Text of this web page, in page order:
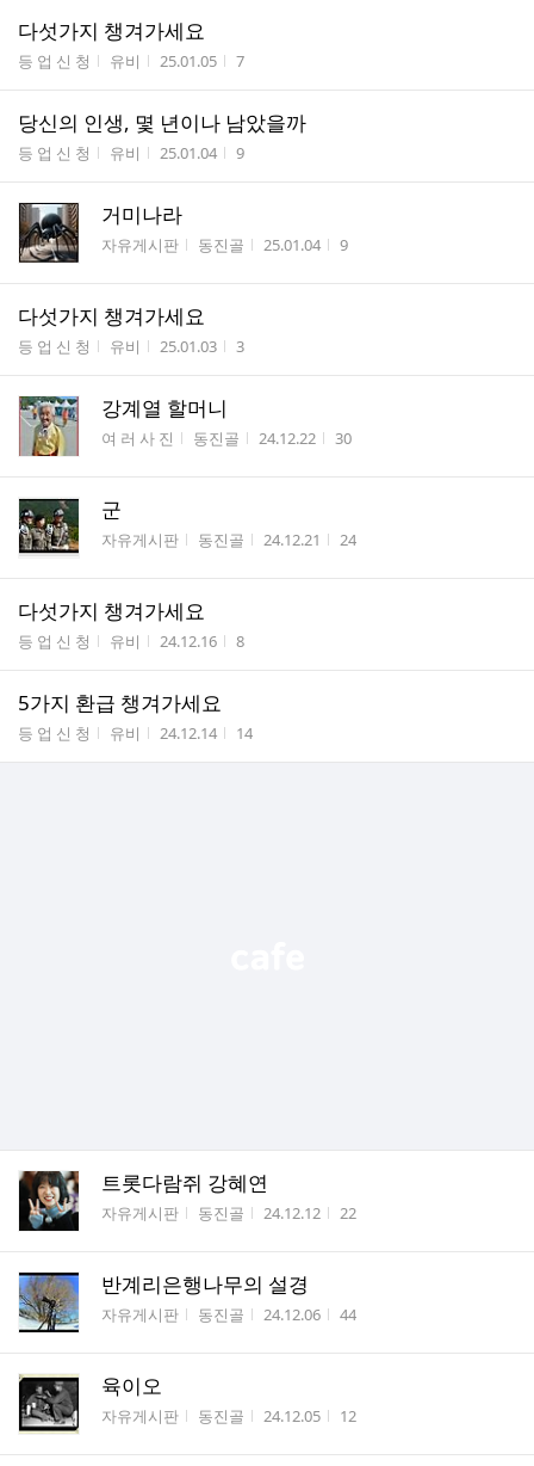
다섯가지 챙겨가세요
게시판명
등 업 신 청 작성자
유비 작성시간
25.01.05 조회수
7
당신의 인생, 몇 년이나 남았을까
게시판명
등 업 신 청 작성자
유비 작성시간
25.01.04 조회수
9
거미나라
게시판명
자유게시판 작성자
동진골 작성시간
25.01.04 조회수
9
다섯가지 챙겨가세요
게시판명
등 업 신 청 작성자
유비 작성시간
25.01.03 조회수
3
강계열 할머니
게시판명
여 러 사 진 작성자
동진골 작성시간
24.12.22 조회수
30
군
게시판명
자유게시판 작성자
동진골 작성시간
24.12.21 조회수
24
다섯가지 챙겨가세요
게시판명
등 업 신 청 작성자
유비 작성시간
24.12.16 조회수
8
5가지 환급 챙겨가세요
게시판명
등 업 신 청 작성자
유비 작성시간
24.12.14 조회수
14
트롯다람쥐 강혜연
게시판명
자유게시판 작성자
동진골 작성시간
24.12.12 조회수
22
반계리은행나무의 설경
게시판명
자유게시판 작성자
동진골 작성시간
24.12.06 조회수
44
육이오
게시판명
자유게시판 작성자
동진골 작성시간
24.12.05 조회수
12